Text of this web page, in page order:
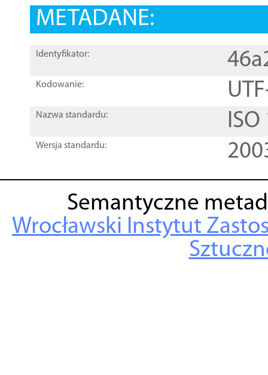
METADANE:
Identyfikator:
Kodowanie:
Nazwa standardu:
Wersja standardu:
Semantyczne
Wrocławski Instytut